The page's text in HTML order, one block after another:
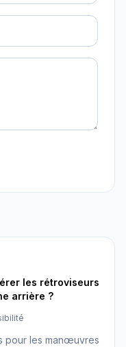
les rétroviseurs
arrière ?
pour les manœuvres